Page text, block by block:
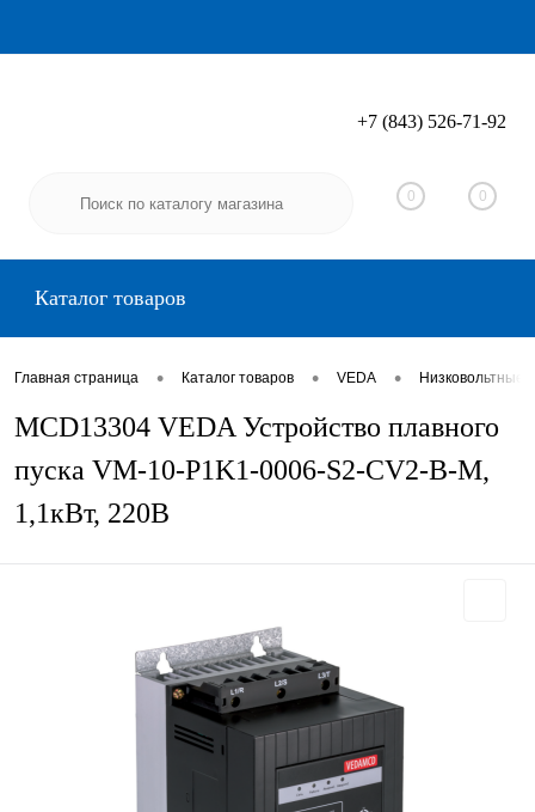
Вход Регистрация
+7 (843) 526-71-92
0 0
Каталог товаров
Главная страница • Каталог товаров • VEDA •
MCD13304 VEDA Устройство плавного
пуска VM-10-P1K1-0006-S2-CV2-B-M,
1,1кВт, 220В